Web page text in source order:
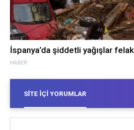
HABER
İspanya’da şiddetli yağışlar
SITE İÇI YORUMLAR